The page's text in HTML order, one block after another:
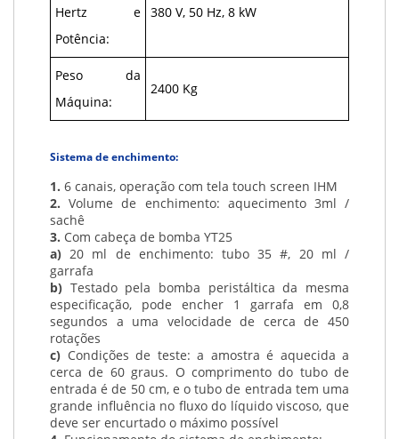
Hertz e
Potência:
380 V, 50 Hz, 8 kW
Peso da
Máquina:
2400 Kg
Sistema de enchimento:
1. 6 canais, operação com tela touch screen IHM
2. Volume de enchimento: aquecimento 3ml /
sachê
3. Com cabeça de bomba YT25
a) 20 ml de enchimento: tubo 35 #, 20 ml /
garrafa
b) Testado pela bomba peristáltica da mesma
especificação, pode encher 1 garrafa em 0,8
segundos a uma velocidade de cerca de 450
rotações
c) Condições de teste: a amostra é aquecida a
cerca de 60 graus. O comprimento do tubo de
entrada é de 50 cm, e o tubo de entrada tem uma
grande influência no fluxo do líquido viscoso, que
deve ser encurtado o máximo possível